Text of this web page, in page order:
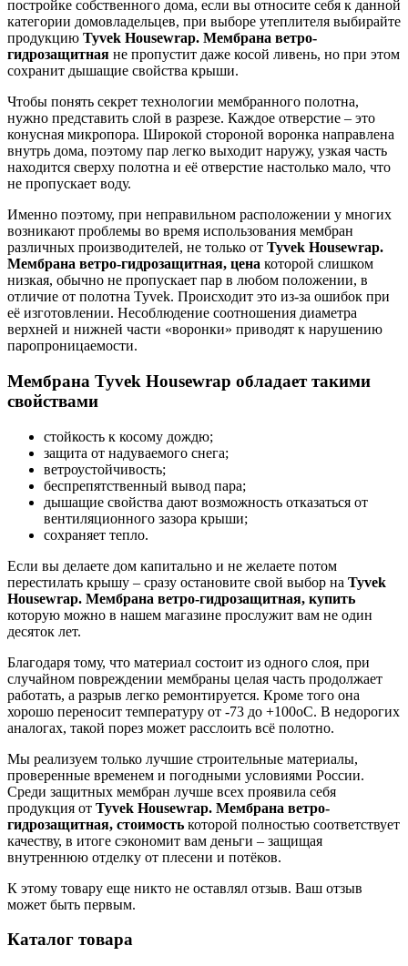
постройке собственного дома, если вы относите себя к данной
категории домовладельцев, при выборе утеплителя выбирайте
продукцию Tyvek Housewrap. Мембрана ветро-
гидрозащитная не пропустит даже косой ливень, но при этом
сохранит дышащие свойства крыши.
Чтобы понять секрет технологии мембранного полотна,
нужно представить слой в разрезе. Каждое отверстие – это
конусная микропора. Широкой стороной воронка направлена
внутрь дома, поэтому пар легко выходит наружу, узкая часть
находится сверху полотна и её отверстие настолько мало, что
не пропускает воду.
Именно поэтому, при неправильном расположении у многих
возникают проблемы во время использования мембран
различных производителей, не только от Tyvek Housewrap.
Мембрана ветро-гидрозащитная, цена которой слишком
низкая, обычно не пропускает пар в любом положении, в
отличие от полотна Tyvek. Происходит это из-за ошибок при
её изготовлении. Несоблюдение соотношения диаметра
верхней и нижней части «воронки» приводят к нарушению
паропроницаемости.
Мембрана Tyvek Housewrap обладает такими
свойствами
стойкость к косому дождю;
защита от надуваемого снега;
ветроустойчивость;
беспрепятственный вывод пара;
дышащие свойства дают возможность отказаться от
вентиляционного зазора крыши;
сохраняет тепло.
Если вы делаете дом капитально и не желаете потом
перестилать крышу – сразу остановите свой выбор на Tyvek
Housewrap. Мембрана ветро-гидрозащитная, купить
которую можно в нашем магазине прослужит вам не один
десяток лет.
Благодаря тому, что материал состоит из одного слоя, при
случайном повреждении мембраны целая часть продолжает
работать, а разрыв легко ремонтируется. Кроме того она
хорошо переносит температуру от -73 до +100оС. В недорогих
аналогах, такой порез может расслоить всё полотно.
Мы реализуем только лучшие строительные материалы,
проверенные временем и погодными условиями России.
Среди защитных мембран лучше всех проявила себя
продукция от Tyvek Housewrap. Мембрана ветро-
гидрозащитная, стоимость которой полностью соответствует
качеству, в итоге сэкономит вам деньги – защищая
внутреннюю отделку от плесени и потёков.
К этому товару еще никто не оставлял отзыв. Ваш отзыв
может быть первым.
Каталог товара